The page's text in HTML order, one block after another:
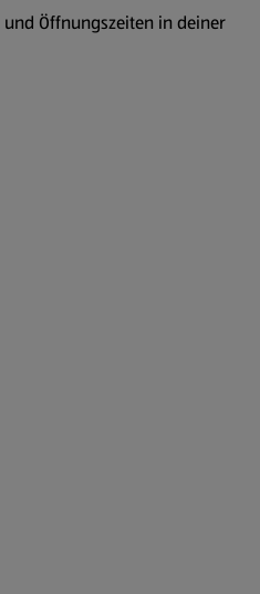
und Öffnungszeiten in deiner